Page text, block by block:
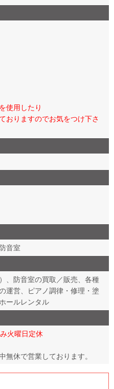
使用したり
おりますのでお気をつけ下さ
音室
、防音室の買取／販売、各種
運営、ピアノ調律・修理・塗
ールレンタル
火曜日定休
無休で営業しております。